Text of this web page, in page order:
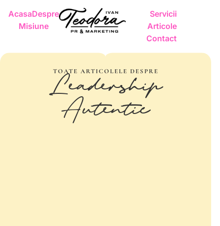
AcasaDespre
Misiune
Servicii
Articole
Contact
TOATE ARTICOLELE DESPRE
Leadership
Autentic